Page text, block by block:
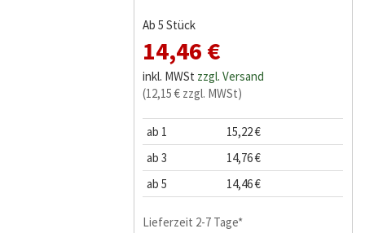
Ab 5 Stück
14,46 €
inkl. MWSt zzgl. Versand
(12,15 € zzgl. MWSt)
ab 1
15,22 €
ab 3
14,76 €
ab 5
14,46 €
Lieferzeit 2-7 Tage*